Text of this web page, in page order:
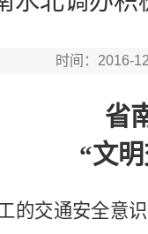
时间：
省
“文
的交通安全意